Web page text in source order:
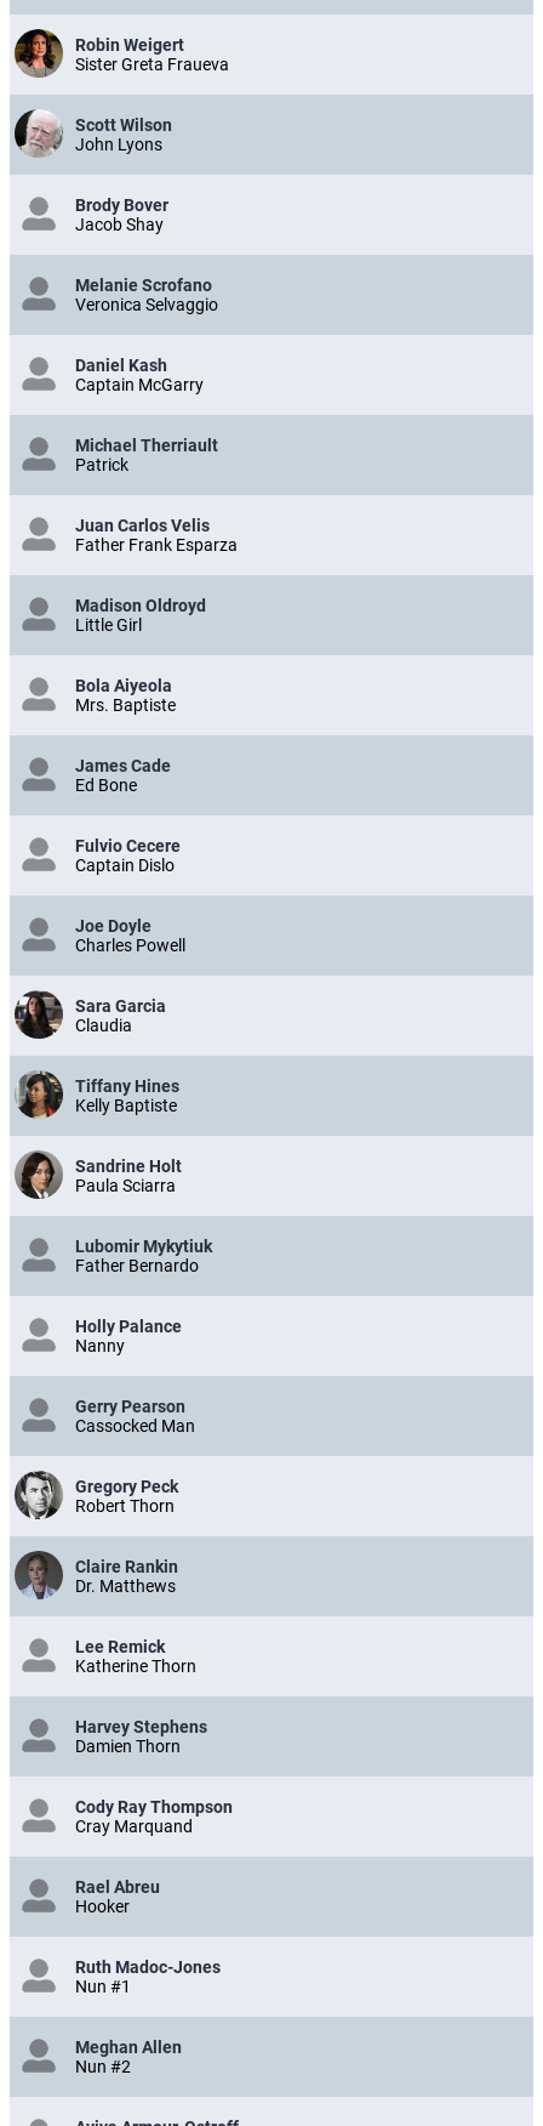
Robin Weigert
Sister Greta Fraueva
Scott Wilson
John Lyons
Brody Bover
Jacob Shay
Melanie Scrofano
Veronica Selvaggio
Daniel Kash
Captain McGarry
Michael Therriault
Patrick
Juan Carlos Velis
Father Frank Esparza
Madison Oldroyd
Little Girl
Bola Aiyeola
Mrs. Baptiste
James Cade
Ed Bone
Fulvio Cecere
Captain Dislo
Joe Doyle
Charles Powell
Sara Garcia
Claudia
Tiffany Hines
Kelly Baptiste
Sandrine Holt
Paula Sciarra
Lubomir Mykytiuk
Father Bernardo
Holly Palance
Nanny
Gerry Pearson
Cassocked Man
Gregory Peck
Robert Thorn
Claire Rankin
Dr. Matthews
Lee Remick
Katherine Thorn
Harvey Stephens
Damien Thorn
Cody Ray Thompson
Cray Marquand
Rael Abreu
Hooker
Ruth Madoc-Jones
Nun #1
Meghan Allen
Nun #2